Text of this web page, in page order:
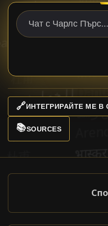
🔗ИНТЕГРИРАЙТЕ МЕ В
📚SOURCES